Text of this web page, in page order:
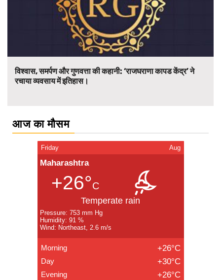
विश्वास, समर्पण और गुणवत्ता की कहानी: ‘राजघराणा कापड केंद्र’ ने
रचाया व्यवसाय में इतिहास।
आज का मौसम
Friday Aug
Maharashtra
+26°C
Temperate rain
Pressure: 753 mm Hg
Humidity: 91 %
Wind: Northeast, 2.6 m/s
Morning +26°C
Day +30°C
Evening +26°C